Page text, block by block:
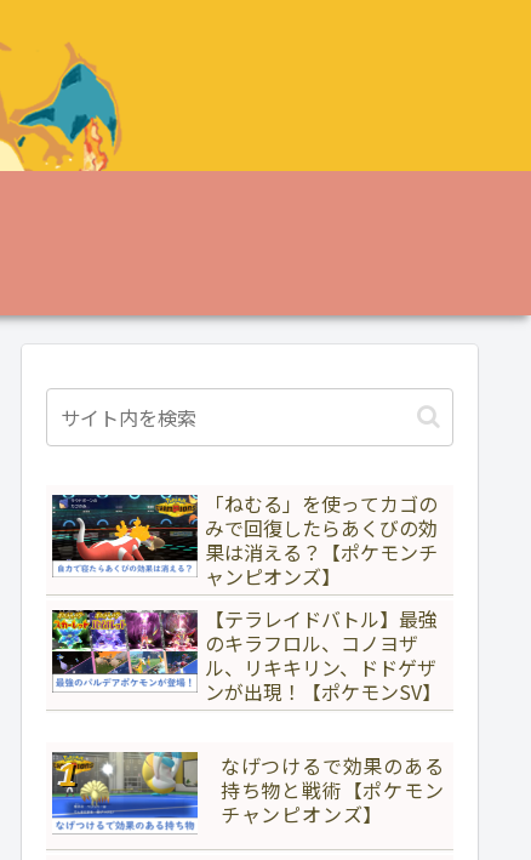
「ねむる」を使ってカゴの
みで回復したらあくびの効
果は消える？【ポケモンチ
ャンピオンズ】
【テラレイドバトル】最強
のキラフロル、コノヨザ
ル、リキキリン、ドドゲザ
ンが出現！【ポケモンSV】
なげつけるで効果のある
持ち物と戦術【ポケモン
チャンピオンズ】